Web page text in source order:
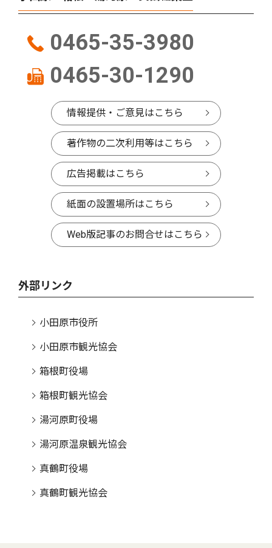
0465-35-3980
0465-30-1290
情報提供・ご意見はこちら
著作物の二次利用等はこちら
広告掲載はこちら
紙面の設置場所はこちら
Web版記事のお問合せはこちら
外部リンク
小田原市役所
小田原市観光協会
箱根町役場
箱根町観光協会
湯河原町役場
湯河原温泉観光協会
真鶴町役場
真鶴町観光協会